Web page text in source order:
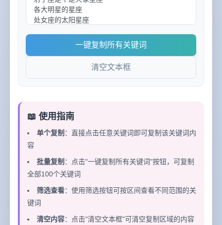
一键复制所有关键词
清空文本框
📖 使用指南
单个复制 ：直接点击任意关键词即可复制该关键词内
容
批量复制 ：点击"一键复制所有关键词"按钮，可复制
全部100个关键词
筛选查看：使用筛选按钮可按区间查看不同范围的关
键词
清空内容：点击"清空文本框"可清空复制区域的内容